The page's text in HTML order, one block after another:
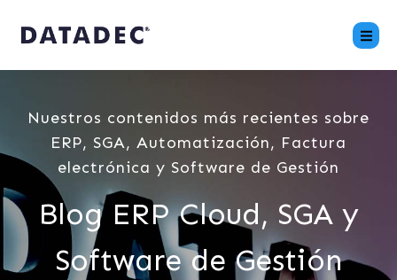
Nuestros contenidos más recientes sobre
ERP, SGA, Automatización, Factura
electrónica y Software de Gestión
Blog ERP Cloud, SGA y
Software de Gestión